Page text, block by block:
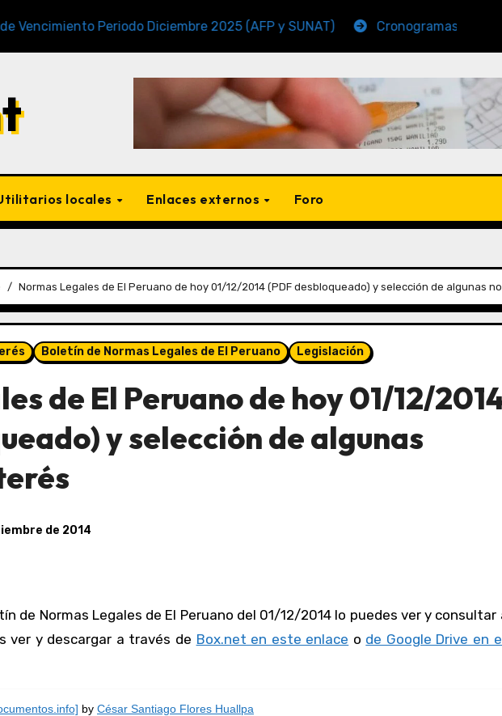
Periodo Diciembre 2025 (AFP y SUNAT) Cronogramas de Vencimiento
locales Enlaces externos Foro
Normas Legales de El Peruano de hoy 01/12/2014 (PDF desbloqueado) y selección de algunas
Boletín de Normas Legales de El Peruano Legislación
de El Peruano de hoy 01/12/
y selección de algunas
de 2014
ver y descargar a través de Box.net en este enlace o de Google Drive en
by César Santiago Flores Huallpa